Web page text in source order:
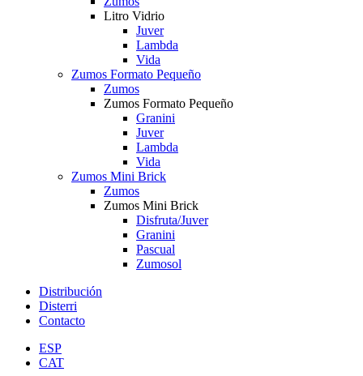
Litro Vidrio
Juver
Lambda
Vida
Zumos Formato Pequeño
Zumos
Zumos Formato Pequeño
Granini
Juver
Lambda
Vida
Zumos Mini Brick
Zumos
Zumos Mini Brick
Disfruta/Juver
Granini
Pascual
Zumosol
Distribución
Disterri
Contacto
ESP
CAT